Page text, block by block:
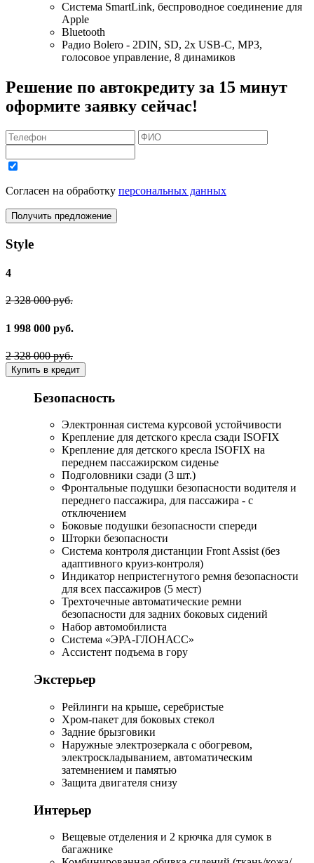
Система SmartLink, беспроводное соединение для
Apple
Bluetooth
Радио Bolero - 2DIN, SD, 2x USB-C, MP3,
голосовое управление, 8 динамиков
Решение по автокредиту за 15 минут
оформите заявку сейчас!
Согласен на обработку персональных данных
Получить предложение
Style
4
2 328 000 руб.
1 998 000 руб.
2 328 000 руб.
Купить в кредит
Безопасность
Электронная система курсовой устойчивости
Крепление для детского кресла сзади ISOFIX
Крепление для детского кресла ISOFIX на
переднем пассажирском сиденье
Подголовники сзади (3 шт.)
Фронтальные подушки безопасности водителя и
переднего пассажира, для пассажира - с
отключением
Боковые подушки безопасности спереди
Шторки безопасности
Система контроля дистанции Front Assist (без
адаптивного круиз-контроля)
Индикатор непристегнутого ремня безопасности
для всех пассажиров (5 мест)
Трехточечные автоматические ремни
безопасности для задних боковых сидений
Набор автомобилиста
Система «ЭРА-ГЛОНАСС»
Ассистент подъема в гору
Экстерьер
Рейлинги на крыше, серебристые
Хром-пакет для боковых стекол
Задние брызговики
Наружные электрозеркала с обогревом,
электроскладыванием, автоматическим
затемнением и памятью
Защита двигателя снизу
Интерьер
Вещевые отделения и 2 крючка для сумок в
багажнике